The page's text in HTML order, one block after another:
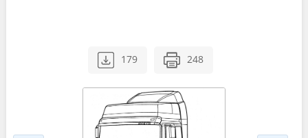
179 248